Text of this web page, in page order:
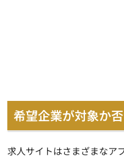
希望企業が対象か
求人サイトはさまざまなア